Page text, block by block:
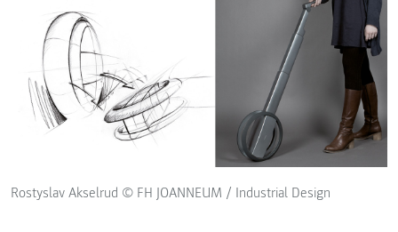
Rostyslav Akselrud © FH JOANNEUM / Industrial Design